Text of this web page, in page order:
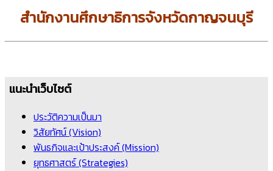
สำนักงานศึกษาธิการจังหวัดกาญจนบุรี
แนะนำเว็บไซต์
ประวัติความเป็นมา
วิสัยทัศน์ (Vision)
พันธกิจและเป้าประสงค์ (Mission)
ยุทธศาสตร์ (Strategies)